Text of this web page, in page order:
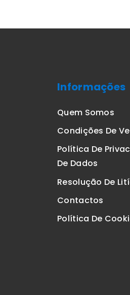
Informações
Quem Somos
Condições De
Política De
De Dados
Resolução De
Contactos
Política De